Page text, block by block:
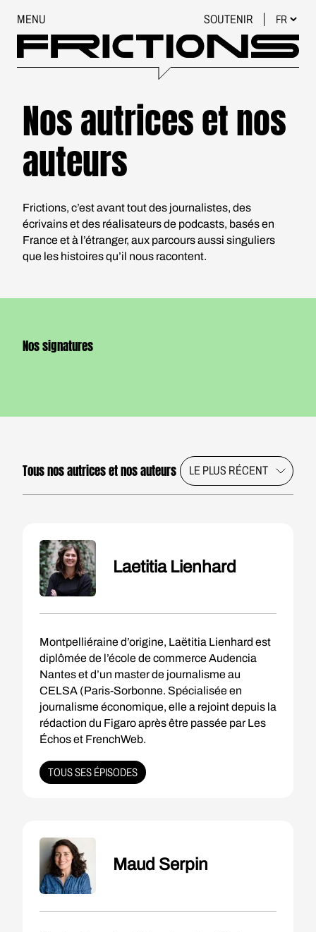
MENU SOUTENIR
Nos autrices et nos
auteurs
Frictions, c’est avant tout des journalistes, des
écrivains et des réalisateurs de podcasts, basés en
France et à l’étranger, aux parcours aussi singuliers
que les histoires qu’il nous racontent.
Nos signatures
Tous nos autrices et nos auteurs
Laetitia Lienhard
Montpelliéraine d’origine, Laëtitia Lienhard est
diplômée de l’école de commerce Audencia
Nantes et d’un master de journalisme au
CELSA (Paris-Sorbonne. Spécialisée en
journalisme économique, elle a rejoint depuis la
rédaction du Figaro après être passée par Les
Échos et FrenchWeb.
TOUS SES ÉPISODES
Maud Serpin